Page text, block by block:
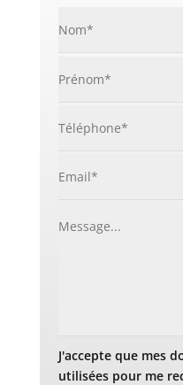
J'accepte que mes
utilisées pour me